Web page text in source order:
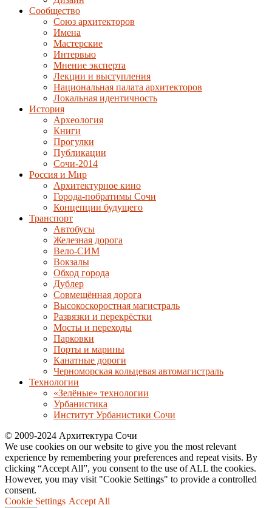
Сообщество
Союз архитекторов
Имена
Мастерские
Интервью
Мнение эксперта
Лекции и выступления
Национальная палата архитекторов
Локальная идентичность
История
Археология
Книги
Прогулки
Публикации
Сочи-2014
Россия и Мир
Архитектурное кино
Города-побратимы Сочи
Концепции будущего
Транспорт
Автобусы
Железная дорога
Вело-СИМ
Вокзалы
Обход города
Дублер
Совмещённая дорога
Высокоскоростная магистраль
Развязки и перекрёстки
Мосты и переходы
Парковки
Порты и марины
Канатные дороги
Черноморская кольцевая автомагистраль
Технологии
«Зелёные» технологии
Урбанистика
Институт Урбанистики Сочи
© 2009-2024 Архитектура Сочи
We use cookies on our website to give you the most relevant
experience by remembering your preferences and repeat visits. By
clicking “Accept All”, you consent to the use of ALL the cookies.
However, you may visit "Cookie Settings" to provide a controlled
consent.
Cookie Settings Accept All